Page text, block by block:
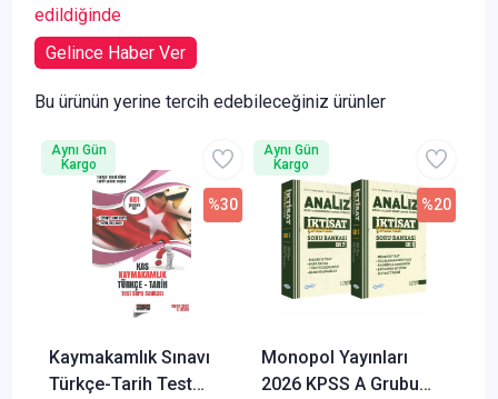
edildiğinde
Gelince Haber Ver
Bu ürünün yerine tercih edebileceğiniz ürünler
Kaymakamlık Sınavı
Türkçe-Tarih Test
%30
Aynı Gün
Kargo
Monopol Yayınları
2026 KPSS A Grubu
%20
Aynı Gün
Kargo